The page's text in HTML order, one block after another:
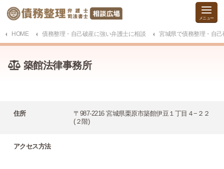
HOME 債務整理・自己破産に強い弁護士に相談 宮城県で債務整理・自
築館法律事務所
住所
〒987-2216 宮城県栗原市築館伊豆１丁目４−２２
(２階)
アクセス方法